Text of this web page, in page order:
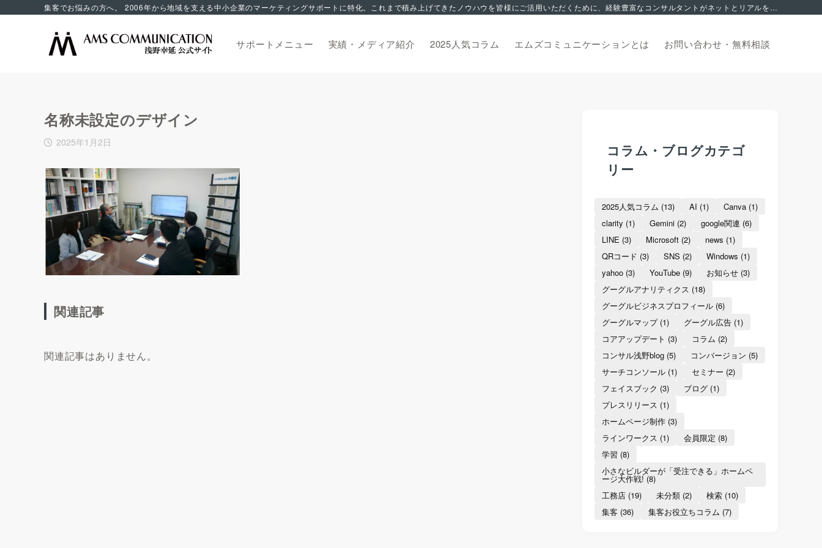
集客でお悩みの方へ。 2006年から地域を支える中小企業のマーケティングサポートに特化。これまで積み上げてきたノウハウを皆様にご活用いただくために、経験豊富なコンサルタントがネットとリアルを融合した独自の集客サポートでお応え致します。オンライン無料相談からお申込みいただけます。
サポートメニュー 実績・メディア紹介 2025人気コラム エムズコミュニケーションとは お問い合わせ・ 無料相談
名称未設定のデザイン
2025年1月2日
関連記事
関連記事はありません。
コラム・ブログカテゴ
リー
2025人気コラム (13) AI (1) Canva (1)
clarity (1) Gemini (2) google関連 (6)
LINE (3) Microsoft (2) news (1)
QRコード (3) SNS (2) Windows (1)
yahoo (3) YouTube (9) お知らせ (3)
グーグルアナリティクス (18)
グーグルビジネスプロフィール (6)
グーグルマップ(1) グーグル広告 (1)
コアアップデート (3) コラム (2)
コンサル浅野blog (5) コンバージョン (5)
サーチコンソール (1) セミナー (2)
フェイスブック (3) ブログ (1)
プレスリリース (1)
ホームページ制作 (3)
ラインワークス (1) 会員限定 (8)
学習 (8)
小さなビルダーが「受注できる」ホームペ
ージ大作戦!(8)
工務店 (19) 未分類 (2) 検索 (10)
集客 (36) 集客お役立ちコラム (7)